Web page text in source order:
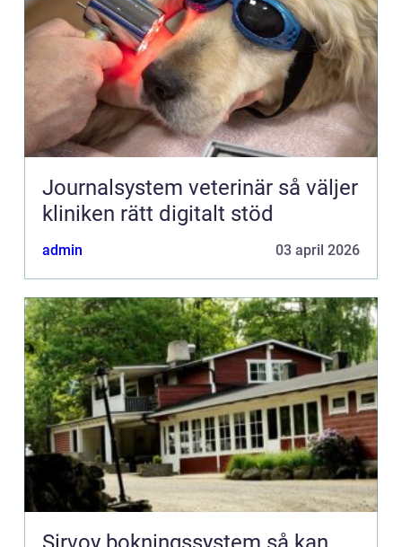
Journalsystem veterinär så väljer
kliniken rätt digitalt stöd
admin 03 april 2026